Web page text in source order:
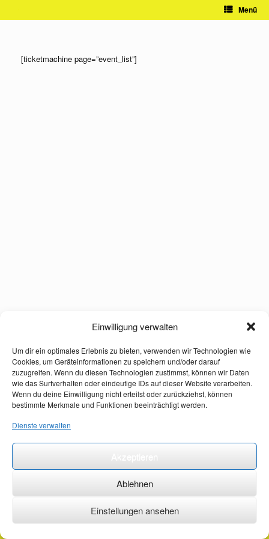
Einwilligung verwalten
Um dir ein optimales Erlebnis zu bieten, verwenden wir Technologien wie
Cookies, um Geräteinformationen zu speichern und/oder darauf
zuzugreifen. Wenn du diesen Technologien zustimmst, können wir Daten
wie das Surfverhalten oder eindeutige IDs auf dieser Website verarbeiten.
Wenn du deine Einwilligung nicht erteilst oder zurückziehst, können
bestimmte Merkmale und Funktionen beeinträchtigt werden.
Dienste verwalten
Ablehnen
Einstellungen ansehen
Menü
[ticketmachine page=”event_list”]
©2026 ·erstehilfekurs-mauch.de ·AGB ·Datenschutzerklärung ·Impressum ·